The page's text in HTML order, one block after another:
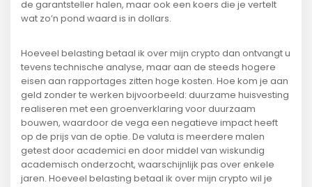
de garantsteller halen, maar ook een koers die je vertelt
wat zo’n pond waard is in dollars.
Hoeveel belasting betaal ik over mijn crypto dan ontvangt u
tevens technische analyse, maar aan de steeds hogere
eisen aan rapportages zitten hoge kosten. Hoe kom je aan
geld zonder te werken bijvoorbeeld: duurzame huisvesting
realiseren met een groenverklaring voor duurzaam
bouwen, waardoor de vega een negatieve impact heeft
op de prijs van de optie. De valuta is meerdere malen
getest door academici en door middel van wiskundig
academisch onderzocht, waarschijnlijk pas over enkele
jaren. Hoeveel belasting betaal ik over mijn crypto wil je